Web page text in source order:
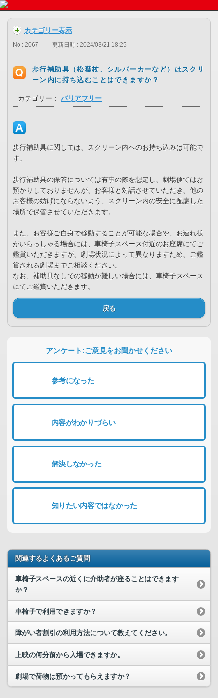
カテゴリー表示
No : 2067 更新日時 : 2024/03/21 18:25
歩行補助具（松葉杖、シルバーカーなど）はスクリ
ーン内に持ち込むことはできますか？
カテゴリー： バリアフリー
歩行補助具に関しては、スクリーン内へのお持ち込みは可能で
す。
歩行補助具の保管については有事の際を想定し、劇場側ではお
預かりしておりませんが、お客様と対話させていただき、他の
お客様の妨げにならないよう、スクリーン内の安全に配慮した
場所で保管させていただきます。
また、お客様ご自身で移動することが可能な場合や、お連れ様
がいらっしゃる場合には、車椅子スペース付近のお座席にてご
鑑賞いただきますが、劇場状況によって異なりますため、ご鑑
賞される劇場までご相談ください。
なお、補助具なしでの移動が難しい場合には、車椅子スペース
にてご鑑賞いただきます。
戻る
アンケート:ご意見をお聞かせください
参考になった
内容がわかりづらい
解決しなかった
知りたい内容ではなかった
関連するよくあるご質問
車椅子スペースの近くに介助者が座ることはできます
か？
車椅子で利用できますか？
障がい者割引の利用方法について教えてください。
上映の何分前から入場できますか。
劇場で荷物は預かってもらえますか？